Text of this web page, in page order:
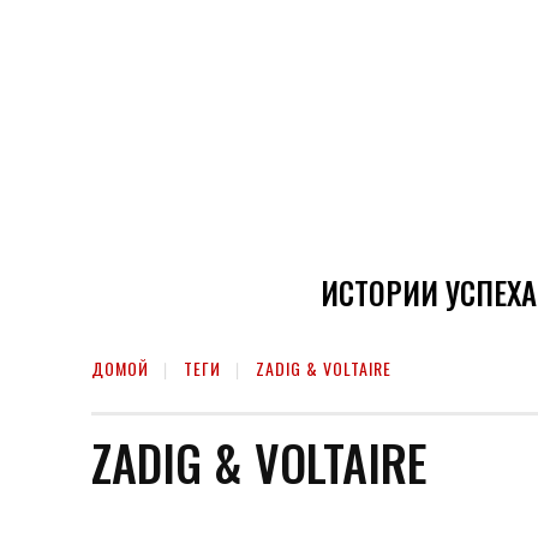
ИСТОРИИ УСПЕХА
ДОМОЙ ТЕГИ ZADIG & VOLTAIRE
ZADIG & VOLTAIRE